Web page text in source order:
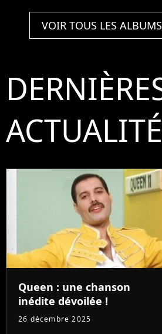
VOIR TOUS LES
Queen : une chanson
inédite dévoilée !
26 décembre 2025